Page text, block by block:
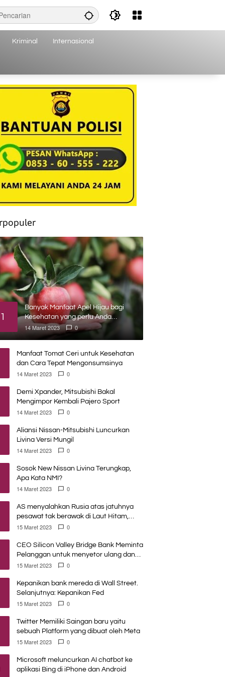
Kriminal Internasional
1
Banyak Manfaat Apel Hijau bagi
Kesehatan yang perlu Anda
ketahui
14 Maret 2023 0
Manfaat Tomat Ceri untuk Kesehatan
dan Cara Tepat Mengonsumsinya
14 Maret 2023 0
Demi Xpander, Mitsubishi Bakal
Mengimpor Kembali Pajero Sport
14 Maret 2023 0
Aliansi Nissan-Mitsubishi Luncurkan
Livina Versi Mungil
14 Maret 2023 0
Sosok New Nissan Livina Terungkap,
Apa Kata NMI?
14 Maret 2023 0
AS menyalahkan Rusia atas jatuhnya
pesawat tak berawak di Laut Hitam,
Moskow menyangkal
15 Maret 2023 0
CEO Silicon Valley Bridge Bank Meminta
Pelanggan untuk menyetor ulang dana
Mereka
15 Maret 2023 0
Kepanikan bank mereda di Wall Street.
Selanjutnya: Kepanikan Fed
15 Maret 2023 0
Twitter Memiliki Saingan baru yaitu
sebuah Platform yang dibuat oleh Meta
15 Maret 2023 0
Microsoft meluncurkan AI chatbot ke
aplikasi Bing di iPhone dan Android